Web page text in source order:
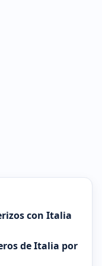
con Italia
de Italia por